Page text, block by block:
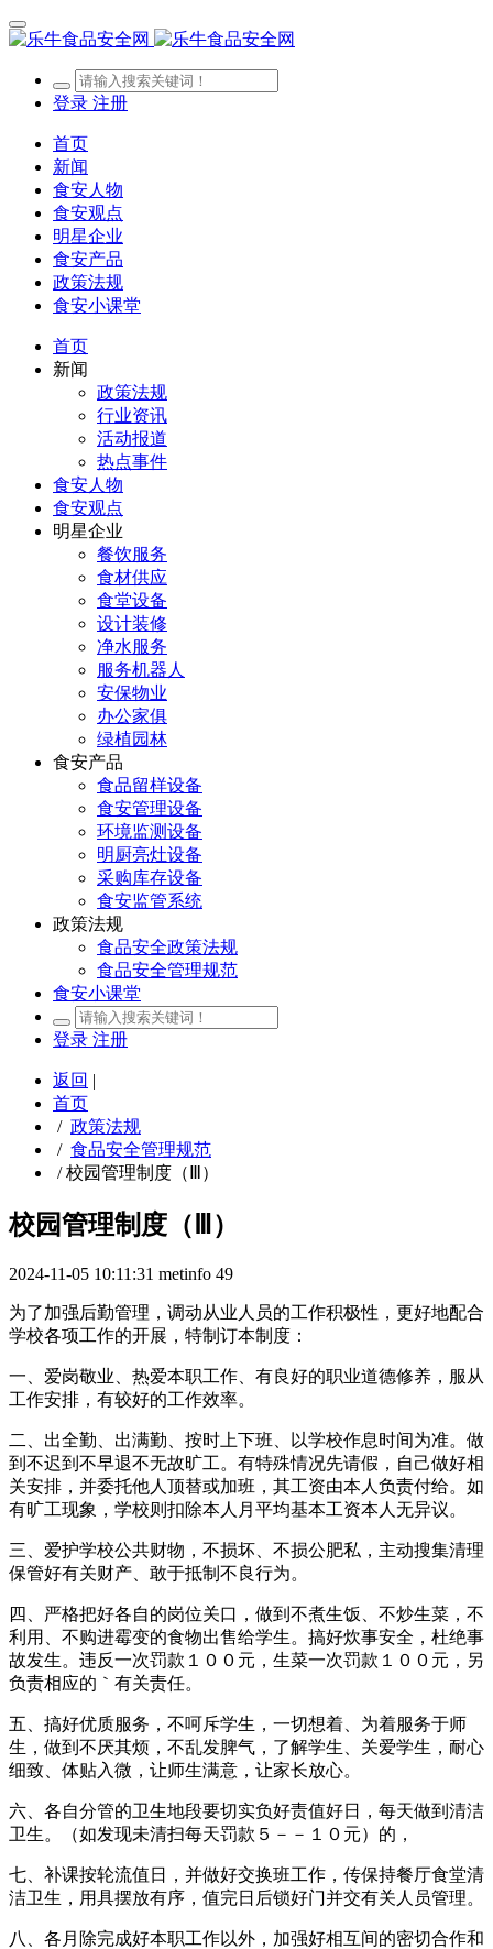
登录 注册
首页
新闻
食安人物
食安观点
明星企业
食安产品
政策法规
食安小课堂
首页
新闻
政策法规
行业资讯
活动报道
热点事件
食安人物
食安观点
明星企业
餐饮服务
食材供应
食堂设备
设计装修
净水服务
服务机器人
安保物业
办公家俱
绿植园林
食安产品
食品留样设备
食安管理设备
环境监测设备
明厨亮灶设备
采购库存设备
食安监管系统
政策法规
食品安全政策法规
食品安全管理规范
食安小课堂
登录 注册
返回 |
首页
/ 政策法规
/ 食品安全管理规范
/校园管理制度（Ⅲ）
校园管理制度（Ⅲ）
2024-11-05 10:11:31 metinfo 49
为了加强后勤管理，调动从业人员的工作积极性，更好地配合
学校各项工作的开展，特制订本制度：
一、爱岗敬业、热爱本职工作、有良好的职业道德修养，服从
工作安排，有较好的工作效率。
二、出全勤、出满勤、按时上下班、以学校作息时间为准。做
到不迟到不早退不无故旷工。有特殊情况先请假，自己做好相
关安排，并委托他人顶替或加班，其工资由本人负责付给。如
有旷工现象，学校则扣除本人月平均基本工资本人无异议。
三、爱护学校公共财物，不损坏、不损公肥私，主动搜集清理
保管好有关财产、敢于抵制不良行为。
四、严格把好各自的岗位关口，做到不煮生饭、不炒生菜，不
利用、不购进霉变的食物出售给学生。搞好炊事安全，杜绝事
故发生。违反一次罚款１００元，生菜一次罚款１００元，另
负责相应的｀有关责任。
五、搞好优质服务，不呵斥学生，一切想着、为着服务于师
生，做到不厌其烦，不乱发脾气，了解学生、关爱学生，耐心
细致、体贴入微，让师生满意，让家长放心。
六、各自分管的卫生地段要切实负好责值好日，每天做到清洁
卫生。（如发现未清扫每天罚款５－－１０元）的，
七、补课按轮流值日，并做好交换班工作，传保持餐厅食堂清
洁卫生，用具摆放有序，值完日后锁好门并交有关人员管理。
八、各月除完成好本职工作以外，加强好相互间的密切合作和